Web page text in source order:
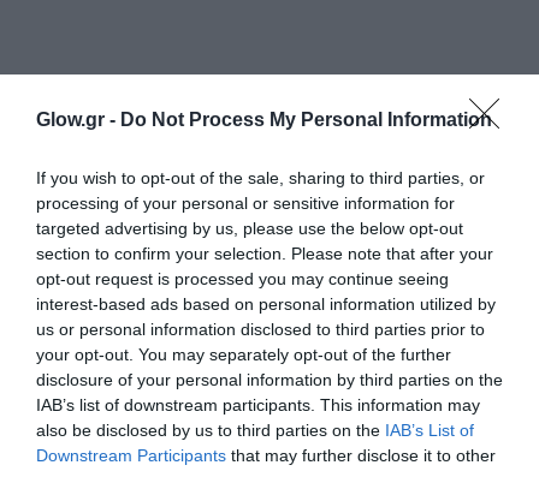
Glow.gr - Do Not Process My Personal Information
If you wish to opt-out of the sale, sharing to third parties, or
processing of your personal or sensitive information for
targeted advertising by us, please use the below opt-out
section to confirm your selection. Please note that after your
opt-out request is processed you may continue seeing
interest-based ads based on personal information utilized by
us or personal information disclosed to third parties prior to
your opt-out. You may separately opt-out of the further
disclosure of your personal information by third parties on the
IAB’s list of downstream participants. This information may
also be disclosed by us to third parties on the IAB’s List of
Downstream Participants that may further disclose it to other